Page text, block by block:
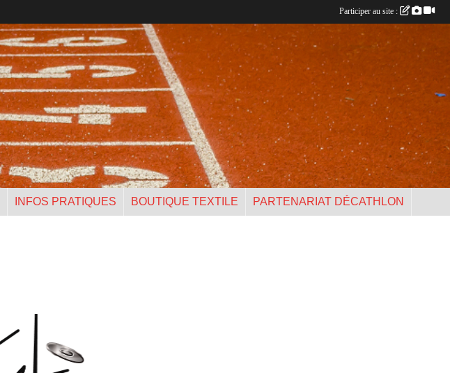
INFOS PRATIQUES BOUTIQUE TEXTILE PARTENARIAT DÉCATHLON
Participer au site :